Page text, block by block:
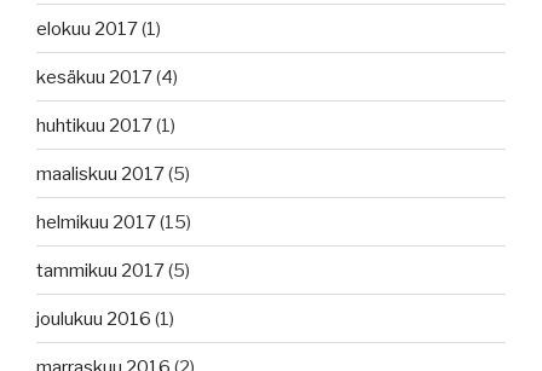
elokuu 2017(1)
kesäkuu 2017(4)
huhtikuu 2017(1)
maaliskuu 2017(5)
helmikuu 2017(15)
tammikuu 2017(5)
joulukuu 2016 (1)